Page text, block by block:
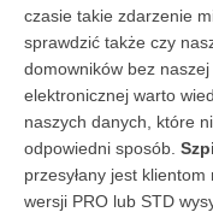
czasie takie zdarzenie
sprawdzić także czy
domowników bez
elektronicznej warto
naszych danych, które
odpowiedni sposób.
przesyłany jest
wersji PRO lub STD